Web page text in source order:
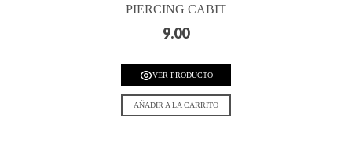
PIERCING CABIT
9.00
VER PRODUCTO
AÑADIR A LA CARRITO